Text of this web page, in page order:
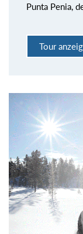
Punta Penia,
Tour